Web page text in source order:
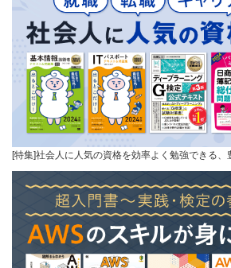
[特集]社会人に人気の資格を効率よく勉強できる